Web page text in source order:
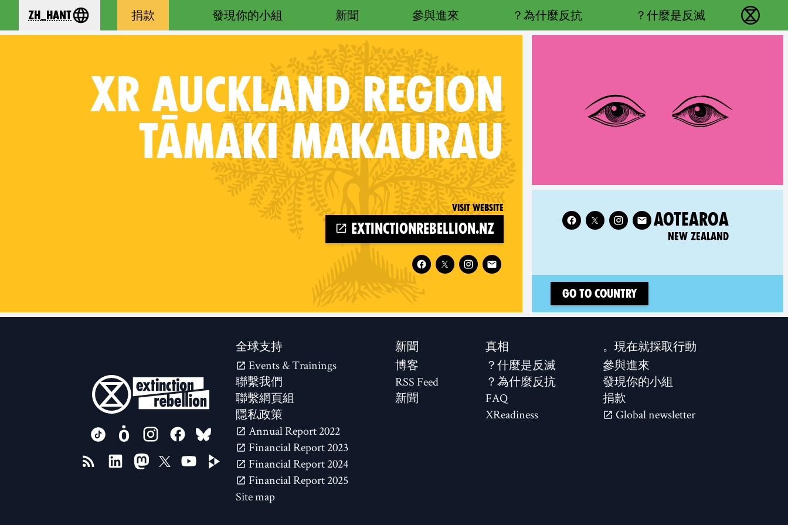
反抗滅絕 - Home
什麼是反滅？
為什麼反抗？
參與進來
新聞
發現你的小組
捐款
your language
zh_Hant
XRAUCKLAND REGION
TĀMAKI MAKAURAU
Visit website
extinctionrebellion.nz
Follow XR Auckland Region Tāmaki Makaurau on
RELATED COUNTRY GROUP:
AOTEAROA
NEW ZEALAND
Follow XR New Zealand on
Go to country
現在就採取行動。
參與進來
發現你的小組
捐款
Global newsletter
真相
什麼是反滅？
為什麼反抗？
FAQ
XReadiness
新聞
博客
RSS Feed
新聞
全球支持
Events & Trainings
聯繫我們
聯繫網頁組
隱私政策
2022 Annual Report
2023 Financial Report
2024 Financial Report
2025 Financial Report
Site map
FOLLOW US ON